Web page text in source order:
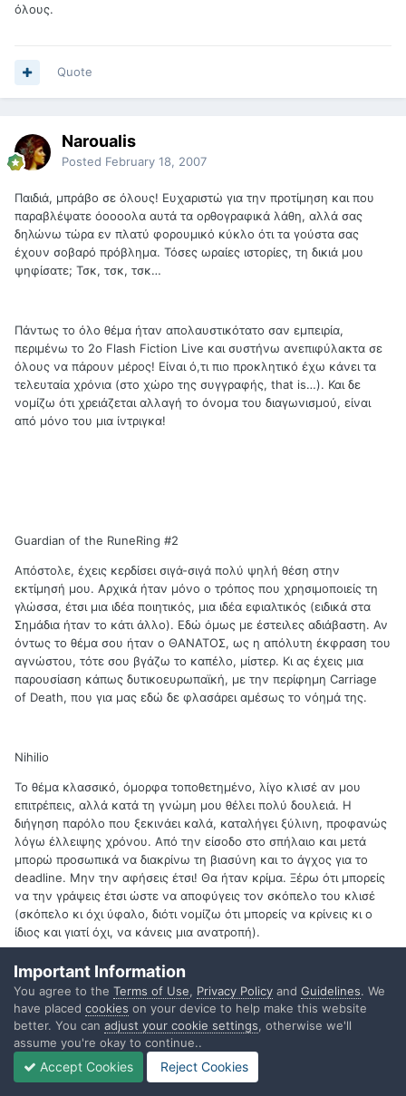
όλους.
Quote
Naroualis
Posted February 18, 2007
Παιδιά, μπράβο σε όλους! Ευχαριστώ για την προτίμηση και που
παραβλέψατε όοοοολα αυτά τα ορθογραφικά λάθη, αλλά σας
δηλώνω τώρα εν πλατύ φορουμικό κύκλο ότι τα γούστα σας
έχουν σοβαρό πρόβλημα. Τόσες ωραίες ιστορίες, τη δικιά μου
ψηφίσατε; Τσκ, τσκ, τσκ…
Πάντως το όλο θέμα ήταν απολαυστικότατο σαν εμπειρία,
περιμένω το 2ο Flash Fiction Live και συστήνω ανεπιφύλακτα σε
όλους να πάρουν μέρος! Είναι ό,τι πιο προκλητικό έχω κάνει τα
τελευταία χρόνια (στο χώρο της συγγραφής, that is…). Και δε
νομίζω ότι χρειάζεται αλλαγή το όνομα του διαγωνισμού, είναι
από μόνο του μια ίντριγκα!
Guardian of the RuneRing #2
Απόστολε, έχεις κερδίσει σιγά-σιγά πολύ ψηλή θέση στην
εκτίμησή μου. Αρχικά ήταν μόνο ο τρόπος που χρησιμοποιείς τη
γλώσσα, έτσι μια ιδέα ποιητικός, μια ιδέα εφιαλτικός (ειδικά στα
Σημάδια ήταν το κάτι άλλο). Εδώ όμως με έστειλες αδιάβαστη. Αν
όντως το θέμα σου ήταν ο ΘΑΝΑΤΟΣ, ως η απόλυτη έκφραση του
αγνώστου, τότε σου βγάζω το καπέλο, μίστερ. Κι ας έχεις μια
παρουσίαση κάπως δυτικοευρωπαϊκή, με την περίφημη Carriage
of Death, που για μας εδώ δε φλασάρει αμέσως το νόημά της.
Nihilio
Το θέμα κλασσικό, όμορφα τοποθετημένο, λίγο κλισέ αν μου
επιτρέπεις, αλλά κατά τη γνώμη μου θέλει πολύ δουλειά. Η
διήγηση παρόλο που ξεκινάει καλά, καταλήγει ξύλινη, προφανώς
λόγω έλλειψης χρόνου. Από την είσοδο στο σπήλαιο και μετά
μπορώ προσωπικά να διακρίνω τη βιασύνη και το άγχος για το
deadline. Μην την αφήσεις έτσι! Θα ήταν κρίμα. Ξέρω ότι μπορείς
να την γράψεις έτσι ώστε να αποφύγεις τον σκόπελο του κλισέ
(σκόπελο κι όχι ύφαλο, διότι νομίζω ότι μπορείς να κρίνεις κι ο
ίδιος και γιατί όχι, να κάνεις μια ανατροπή).
DinoHajiyorgi
Πιστεύω ότι πρόκειται για την πιο άρτια από πλευρά δομής και
γλώσσα ιστορία, παραβλέποντας κάποια ορθογραφικά εδώ κι εκεί
(υπερμεγέθης, γραφεί). Όντως το τελικό twist είναι εκείνο που
ανατρέπει χαριτωμένα την αίσθηση του οικείου που έχει
Important Information
You agree to the Terms of Use, Privacy Policy and Guidelines. We
have placed cookies on your device to help make this website
better. You can adjust your cookie settings, otherwise we'll
assume you're okay to continue..
Accept Cookies Reject Cookies